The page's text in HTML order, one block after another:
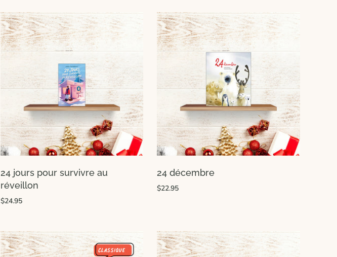
24 jours pour survivre au
réveillon
$24.95
24 décembre
$22.95